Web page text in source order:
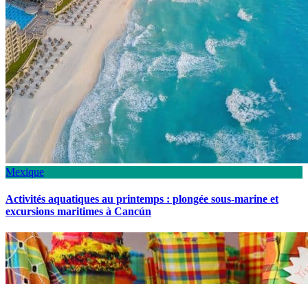
Mexique
Activités aquatiques au printemps : plongée sous-marine et
excursions maritimes à Cancún